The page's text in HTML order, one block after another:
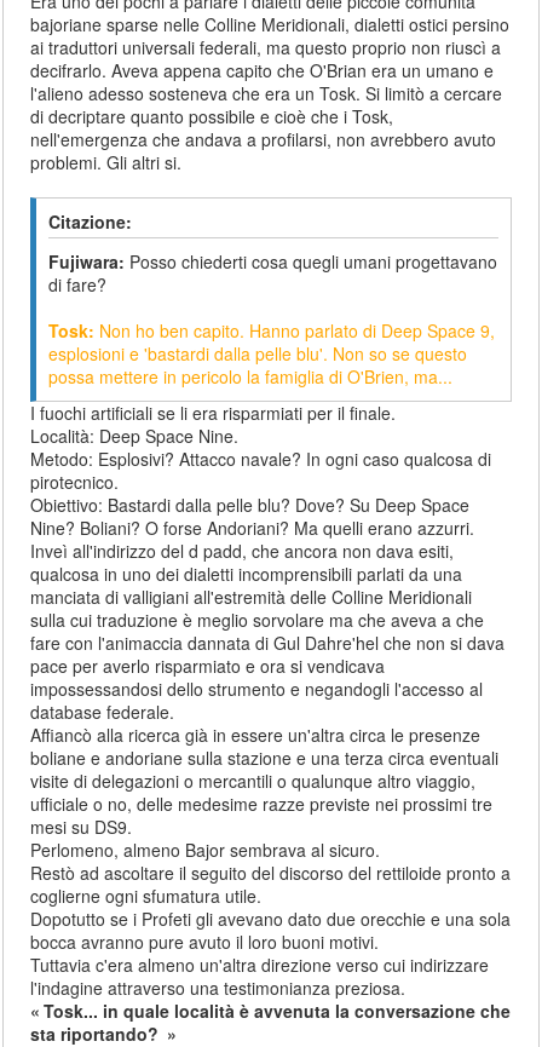
bajoriane sparse nelle Colline Meridionali, dialetti ostici persino
ai traduttori universali federali, ma questo proprio non riuscì a
decifrarlo. Aveva appena capito che O'Brian era un umano e
l'alieno adesso sosteneva che era un Tosk. Si limitò a cercare
di decriptare quanto possibile e cioè che i Tosk,
nell'emergenza che andava a profilarsi, non avrebbero avuto
problemi. Gli altri si.
Citazione:
Fujiwara: Posso chiederti cosa quegli umani progettavano
di fare?
Tosk: Non ho ben capito. Hanno parlato di Deep Space 9,
esplosioni e 'bastardi dalla pelle blu'. Non so se questo
possa mettere in pericolo la famiglia di O'Brien, ma...
I fuochi artificiali se li era risparmiati per il finale.
Località: Deep Space Nine.
Metodo: Esplosivi? Attacco navale? In ogni caso qualcosa di
pirotecnico.
Obiettivo: Bastardi dalla pelle blu? Dove? Su Deep Space
Nine? Boliani? O forse Andoriani? Ma quelli erano azzurri.
Inveì all'indirizzo del d padd, che ancora non dava esiti,
qualcosa in uno dei dialetti incomprensibili parlati da una
manciata di valligiani all'estremità delle Colline Meridionali
sulla cui traduzione è meglio sorvolare ma che aveva a che
fare con l'animaccia dannata di Gul Dahre'hel che non si dava
pace per averlo risparmiato e ora si vendicava
impossessandosi dello strumento e negandogli l'accesso al
database federale.
Affiancò alla ricerca già in essere un'altra circa le presenze
boliane e andoriane sulla stazione e una terza circa eventuali
visite di delegazioni o mercantili o qualunque altro viaggio,
ufficiale o no, delle medesime razze previste nei prossimi tre
mesi su DS9.
Perlomeno, almeno Bajor sembrava al sicuro.
Restò ad ascoltare il seguito del discorso del rettiloide pronto a
coglierne ogni sfumatura utile.
Dopotutto se i Profeti gli avevano dato due orecchie e una sola
bocca avranno pure avuto il loro buoni motivi.
Tuttavia c'era almeno un'altra direzione verso cui indirizzare
l'indagine attraverso una testimonianza preziosa.
Tosk... in quale località è avvenuta la conversazione che
sta riportando?